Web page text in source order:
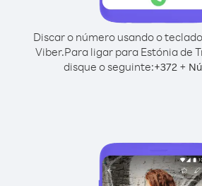
Discar o número usando o
Viber.Para ligar para Estónia de
disque o seguinte:+372+